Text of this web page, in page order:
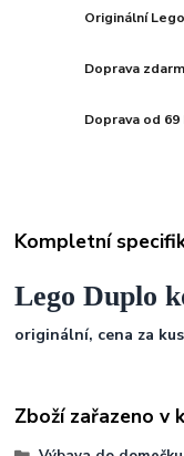
Originální
Doprava
Doprava od 69
Kompletní
Lego Duplo
originální, cena za kus
Zboží zařazeno v